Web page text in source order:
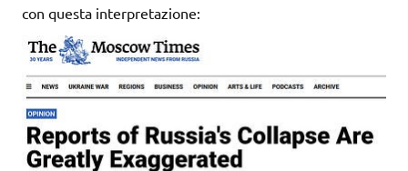
con questa interpretazione: